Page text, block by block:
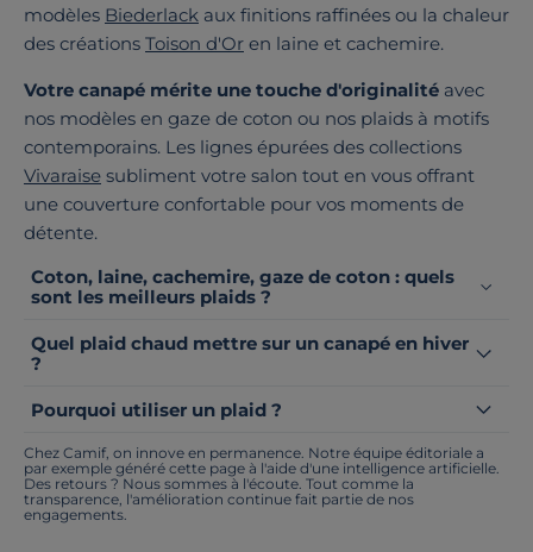
modèles Biederlack aux finitions raffinées ou la chaleur
des créations Toison d'Or en laine et cachemire.
Votre canapé mérite une touche d'originalité avec
nos modèles en gaze de coton ou nos plaids à motifs
contemporains. Les lignes épurées des collections
Vivaraise subliment votre salon tout en vous offrant
une couverture confortable pour vos moments de
détente.
Coton, laine, cachemire, gaze de coton : quels
sont les meilleurs plaids ?
Quel plaid chaud mettre sur un canapé en hiver
?
Pourquoi utiliser un plaid ?
Chez Camif, on innove en permanence. Notre équipe éditoriale a
par exemple généré cette page à l'aide d'une intelligence artificielle.
Des retours ? Nous sommes à l'écoute. Tout comme la
transparence, l'amélioration continue fait partie de nos
engagements.